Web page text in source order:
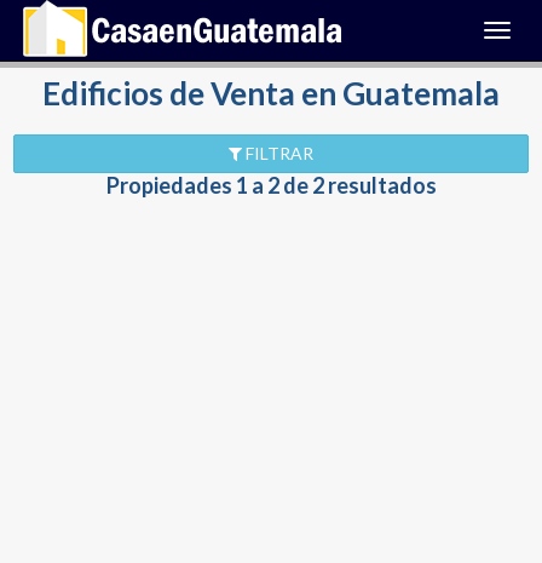
Edificios de Venta en Guatemala
FILTRAR
Propiedades 1 a 2 de 2 resultados